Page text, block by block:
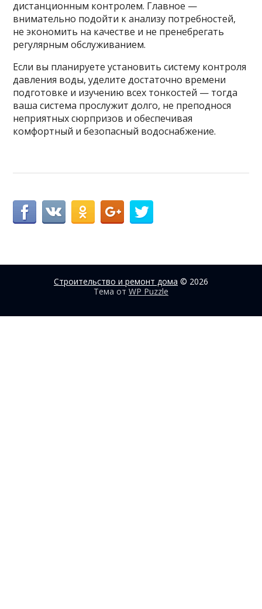
дистанционным контролем. Главное —
внимательно подойти к анализу потребностей,
не экономить на качестве и не пренебрегать
регулярным обслуживанием.
Если вы планируете установить систему контроля
давления воды, уделите достаточно времени
подготовке и изучению всех тонкостей — тогда
ваша система прослужит долго, не преподнося
неприятных сюрпризов и обеспечивая
комфортный и безопасный водоснабжение.
Строительство и ремонт дома © 2026
Тема от WP Puzzle